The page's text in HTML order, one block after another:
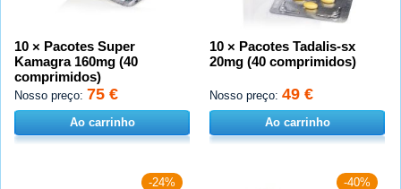
10 × Pacotes Super
Kamagra 160mg (40
comprimidos)
Nosso preço: 75 €
Ao carrinho
10 × Pacotes Tadalis-sx
20mg (40 comprimidos)
Nosso preço: 49 €
Ao carrinho
-24% -40%